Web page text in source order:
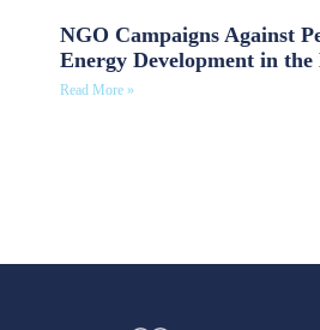
NGO Campaigns Against
Energy Development in the
Read More »